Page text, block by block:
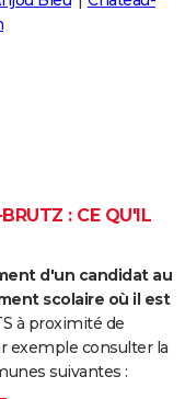
: CE QU'IL
d'un candidat au
scolaire où il est
à proximité de
exemple consulter la
suivantes :